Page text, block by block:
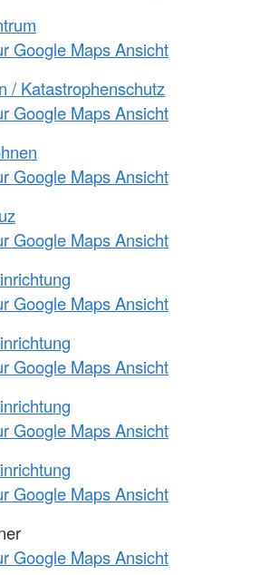
Google Maps Ansicht
/ Katastrophenschutz
Google Maps Ansicht
Google Maps Ansicht
Google Maps Ansicht
Google Maps Ansicht
Google Maps Ansicht
Google Maps Ansicht
Google Maps Ansicht
Google Maps Ansicht